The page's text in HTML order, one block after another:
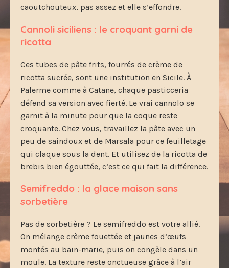
caoutchouteux, pas assez et elle s’effondre.
Cannoli siciliens : le croquant garni de
ricotta
Ces tubes de pâte frits, fourrés de crème de
ricotta sucrée, sont une institution en Sicile. À
Palerme comme à Catane, chaque pasticceria
défend sa version avec fierté. Le vrai cannolo se
garnit à la minute pour que la coque reste
croquante. Chez vous, travaillez la pâte avec un
peu de saindoux et de Marsala pour ce feuilletage
qui claque sous la dent. Et utilisez de la ricotta de
brebis bien égouttée, c’est ce qui fait la différence.
Semifreddo : la glace maison sans
sorbetière
Pas de sorbetière ? Le semifreddo est votre allié.
On mélange crème fouettée et jaunes d’œufs
montés au bain-marie, puis on congèle dans un
moule. La texture reste onctueuse grâce à l’air